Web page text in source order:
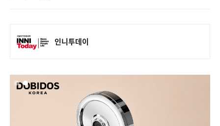
인니투데이